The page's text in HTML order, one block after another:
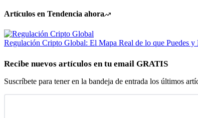
Artículos en Tendencia ahora
Regulación Cripto Global: El Mapa Real de lo que Puedes y
Recibe nuevos artículos en tu email GRATIS
Suscríbete para tener en la bandeja de entrada los últimos